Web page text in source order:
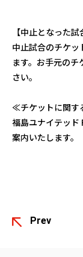
【中止となった
中止試合のチケッ
ます。お手元の
さい。
≪チケットに関す
福島ユナイテッド
案内いたします。
Prev